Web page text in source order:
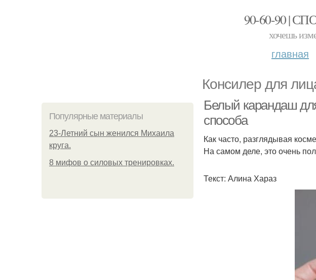
90-60-90 |
хочешь
главная
Консилер для
Популярные материалы
23-Летний сын женился Михаила
круга.
8 мифов о силовых тренировках.
Белый карандаш
способа
Как часто, разглядывая
На самом деле, это очень
Текст: Алина Хараз